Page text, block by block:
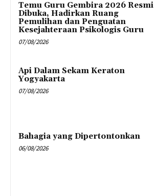
Temu Guru Gembira 2026 Resmi
Dibuka, Hadirkan Ruang
Pemulihan dan Penguatan
Kesejahteraan Psikologis Guru
07/08/2026
Api Dalam Sekam Keraton
Yogyakarta
07/08/2026
Bahagia yang Dipertontonkan
06/08/2026